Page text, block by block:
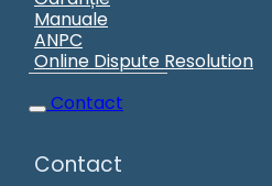
Manuale
ANPC
Online Dispute Resolution
Contact
Contact